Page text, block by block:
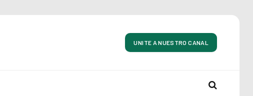
UNITE A NUESTRO CANAL